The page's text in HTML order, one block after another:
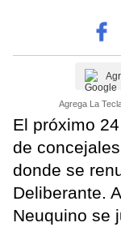
Agrega La
El próximo
de
donde se
Deliberante.
Neuquino se